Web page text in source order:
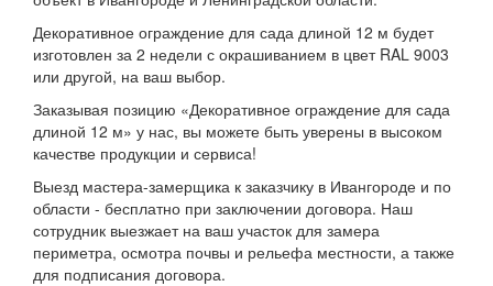
Декоративное ограждение для сада длиной 12 м будет
изготовлен за 2 недели с окрашиванием в цвет RAL 9003
или другой, на ваш выбор.
Заказывая позицию «Декоративное ограждение для сада
длиной 12 м» у нас, вы можете быть уверены в высоком
качестве продукции и сервиса!
Выезд мастера-замерщика к заказчику в Ивангороде и по
области - бесплатно при заключении договора. Наш
сотрудник выезжает на ваш участок для замера
периметра, осмотра почвы и рельефа местности, а также
для подписания договора.